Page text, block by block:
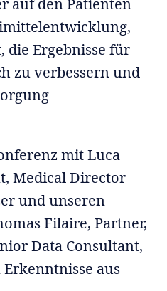
auf den Patienten
die Ergebnisse für
zu verbessern und
mit Luca
Medical Director
und unseren
Filaire, Partner,
Data Consultant,
aus